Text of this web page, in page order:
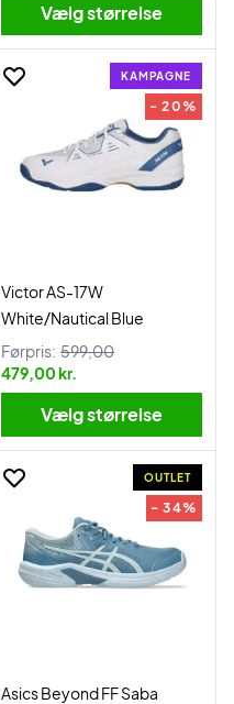
Vælg størrelse
KAMPAGNE
- 20%
Victor AS-17W
White/Nautical Blue
Førpris: 599,00
479,00 kr.
Vælg størrelse
OUTLET
- 34%
Asics Beyond FF Saba